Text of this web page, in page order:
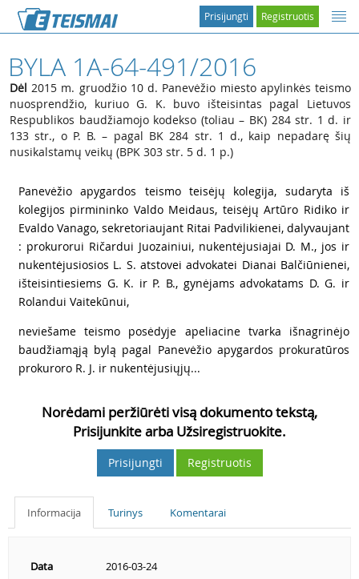
Registruotis
Prisijungti
BYLA 1A-64-491/2016
Dėl 2015 m. gruodžio 10 d. Panevėžio miesto apylinkės teismo
nuosprendžio, kuriuo G. K. buvo išteisintas pagal Lietuvos
Respublikos baudžiamojo kodekso (toliau – BK) 284 str. 1 d. ir
133 str., o P. B. – pagal BK 284 str. 1 d., kaip nepadarę šių
nusikalstamų veikų (BPK 303 str. 5 d. 1 p.)
Panevėžio apygardos teismo teisėjų kolegija, sudaryta iš
kolegijos pirmininko Valdo Meidaus, teisėjų Artūro Ridiko ir
Evaldo Vanago, sekretoriaujant Ritai Padvilikienei, dalyvaujant
: prokurorui Ričardui Juozainiui, nukentėjusiajai D. M., jos ir
nukentėjusiosios L. S. atstovei advokatei Dianai Balčiūnienei,
išteisintiesiems G. K. ir P. B., gynėjams advokatams D. G. ir
Rolandui Vaitekūnui,
neviešame teismo posėdyje apeliacine tvarka išnagrinėjo
baudžiamąją bylą pagal Panevėžio apygardos prokuratūros
prokuroro R. J. ir nukentėjusiųjų...
Norėdami peržiūrėti visą dokumento tekstą,
Prisijunkite arba Užsiregistruokite.
Prisijungti Registruotis
Informacija Turinys Komentarai
Data
2016-03-24